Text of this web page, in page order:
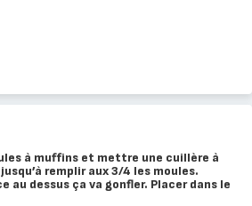
à muffins et mettre une cuillère à
remplir aux 3/4 les moules.
au dessus ça va gonfler. Placer dans le